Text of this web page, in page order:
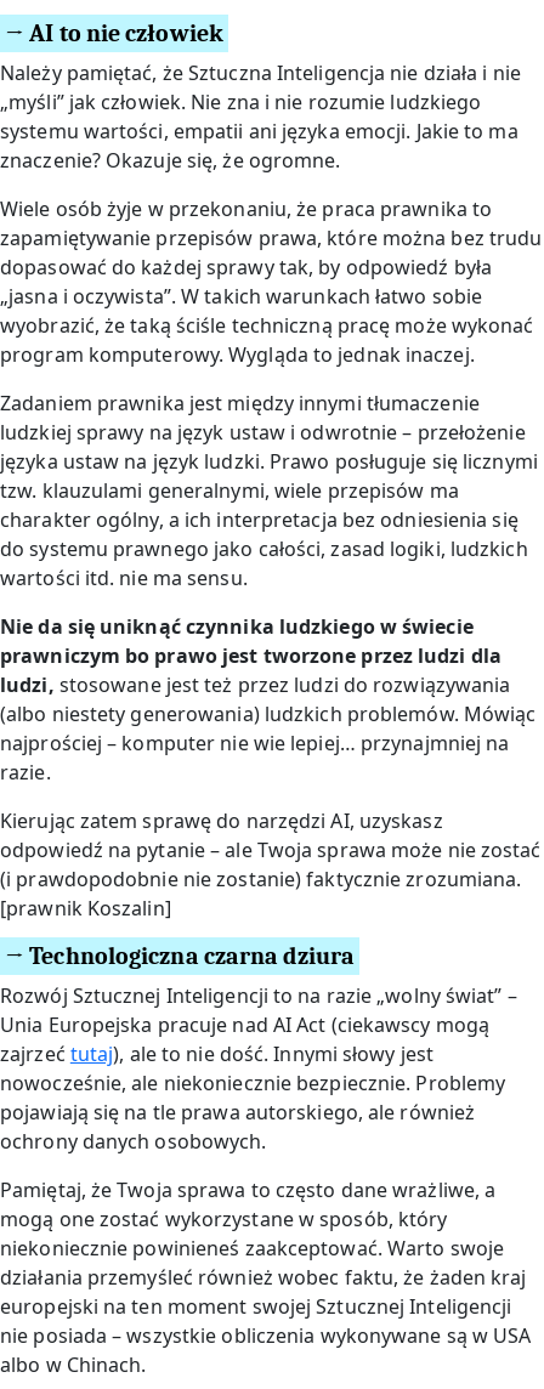
→ AI to nie człowiek
Należy pamiętać, że Sztuczna Inteligencja nie działa i nie
„myśli” jak człowiek. Nie zna i nie rozumie ludzkiego
systemu wartości, empatii ani języka emocji. Jakie to ma
znaczenie? Okazuje się, że ogromne.
Wiele osób żyje w przekonaniu, że praca prawnika to
zapamiętywanie przepisów prawa, które można bez trudu
dopasować do każdej sprawy tak, by odpowiedź była
„jasna i oczywista”. W takich warunkach łatwo sobie
wyobrazić, że taką ściśle techniczną pracę może wykonać
program komputerowy. Wygląda to jednak inaczej.
Zadaniem prawnika jest między innymi tłumaczenie
ludzkiej sprawy na język ustaw i odwrotnie – przełożenie
języka ustaw na język ludzki. Prawo posługuje się licznymi
tzw. klauzulami generalnymi, wiele przepisów ma
charakter ogólny, a ich interpretacja bez odniesienia się
do systemu prawnego jako całości, zasad logiki, ludzkich
wartości itd. nie ma sensu.
Nie da się uniknąć czynnika ludzkiego w świecie
prawniczym bo prawo jest tworzone przez ludzi dla
ludzi, stosowane jest też przez ludzi do rozwiązywania
(albo niestety generowania) ludzkich problemów. Mówiąc
najprościej – komputer nie wie lepiej… przynajmniej na
razie.
Kierując zatem sprawę do narzędzi AI, uzyskasz
odpowiedź na pytanie – ale Twoja sprawa może nie zostać
(i prawdopodobnie nie zostanie) faktycznie zrozumiana.
[prawnik Koszalin]
→ Technologiczna czarna dziura
Rozwój Sztucznej Inteligencji to na razie „wolny świat” –
Unia Europejska pracuje nad AI Act (ciekawscy mogą
zajrzeć tutaj), ale to nie dość. Innymi słowy jest
nowocześnie, ale niekoniecznie bezpiecznie. Problemy
pojawiają się na tle prawa autorskiego, ale również
ochrony danych osobowych.
Pamiętaj, że Twoja sprawa to często dane wrażliwe, a
mogą one zostać wykorzystane w sposób, który
niekoniecznie powinieneś zaakceptować. Warto swoje
działania przemyśleć również wobec faktu, że żaden kraj
europejski na ten moment swojej Sztucznej Inteligencji
nie posiada – wszystkie obliczenia wykonywane są w USA
albo w Chinach.